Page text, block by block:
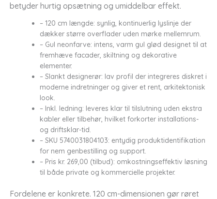
betyder hurtig opsætning og umiddelbar effekt.
– 120 cm længde: synlig, kontinuerlig lyslinje der
dækker større overflader uden mørke mellemrum.
– Gul neonfarve: intens, varm gul glød designet til at
fremhæve facader, skiltning og dekorative
elementer.
– Slankt designerør: lav profil der integreres diskret i
moderne indretninger og giver et rent, arkitektonisk
look.
– Inkl. ledning: leveres klar til tilslutning uden ekstra
kabler eller tilbehør, hvilket forkorter installations-
og driftsklar-tid.
– SKU 5740031804103: entydig produktidentifikation
for nem genbestilling og support.
– Pris kr. 269,00 (tilbud): omkostningseffektiv løsning
til både private og kommercielle projekter.
Fordelene er konkrete. 120 cm-dimensionen gør røret